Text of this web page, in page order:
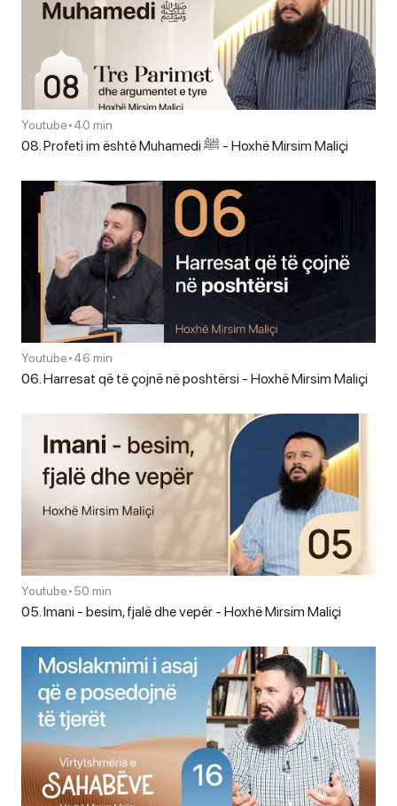
Youtube•40 min
08. Profeti im është Muhamedi ﷺ - Hoxhë Mirsim Maliçi
Youtube•46 min
06. Harresat që të çojnë në poshtërsi - Hoxhë Mirsim Maliçi
Youtube•50 min
05. Imani - besim, fjalë dhe vepër - Hoxhë Mirsim Maliçi